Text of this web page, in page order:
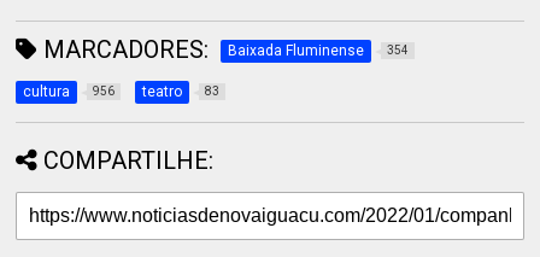
MARCADORES: Baixada Fluminense 354
cultura 956 teatro 83
COMPARTILHE: